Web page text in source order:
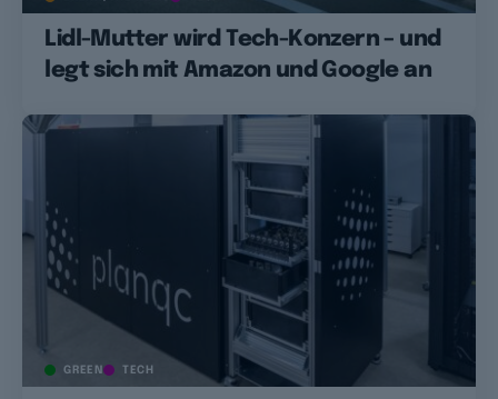
Lidl-Mutter wird Tech-Konzern – und
legt sich mit Amazon und Google an
GREEN TECH